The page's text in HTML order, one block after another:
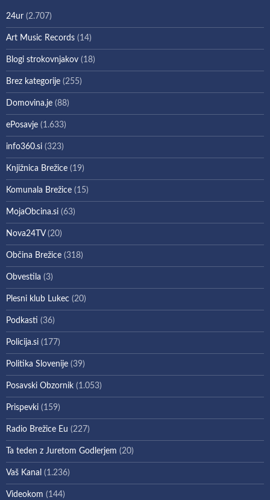
24ur (2.707)
Art Music Records (14)
Blogi strokovnjakov (18)
Brez kategorije (255)
Domovina.je (88)
ePosavje (1.633)
info360.si (323)
Knjižnica Brežice (19)
Komunala Brežice (15)
MojaObcina.si (63)
Nova24TV(20)
Občina Brežice (318)
Obvestila (3)
Plesni klub Lukec (20)
Podkasti (36)
Policija.si (177)
Politika Slovenije (39)
Posavski Obzornik (1.053)
Prispevki (159)
Radio Brežice Eu (227)
Ta teden z Juretom Godlerjem (20)
Vaš Kanal (1.236)
Videokom (144)